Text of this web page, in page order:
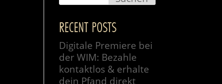
RECENT POSTS
Digitale Premiere bei
der WIM: Bezahle
kontaktlos & erhalte
dein Pfand direkt